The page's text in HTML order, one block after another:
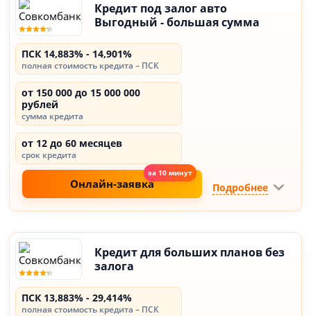
Кредит под залог авто
Выгодный - большая сумма
ПСК 14,883% - 14,901%
полная стоимость кредита – ПСК
от 150 000 до 15 000 000
рублей
сумма кредита
от 12 до 60 месяцев
срок кредита
Онлайн-заявка Подробнее
Кредит для больших планов без
залога
ПСК 13,883% - 29,414%
полная стоимость кредита – ПСК